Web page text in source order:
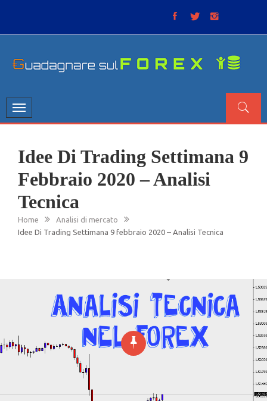
Toggle
navigation
Idee Di Trading Settimana 9
Febbraio 2020 – Analisi
Tecnica
Home
Analisi di mercato
Idee Di Trading Settimana 9 febbraio 2020 – Analisi Tecnica